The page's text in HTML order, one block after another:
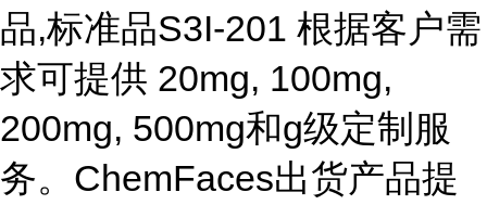
品,标准品S3I-201 根据客户需
求可提供 20mg, 100mg,
200mg, 500mg和g级定制服
务。ChemFaces出货产品提